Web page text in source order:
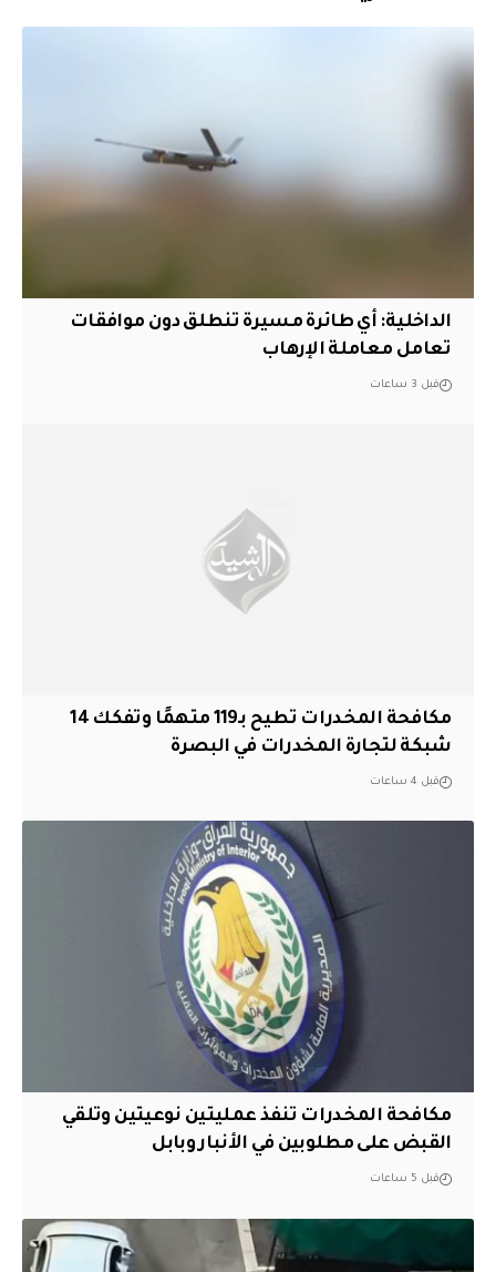
الداخلية: أي طائرة مسيرة تنطلق دون موافقات
تعامل معاملة الإرهاب
قبل 3 ساعات
مكافحة المخدرات تطيح بـ119 متهمًا وتفكك 14
شبكة لتجارة المخدرات في البصرة
قبل 4 ساعات
مكافحة المخدرات تنفذ عمليتين نوعيتين وتلقي
القبض على مطلوبين في الأنبار وبابل
قبل 5 ساعات